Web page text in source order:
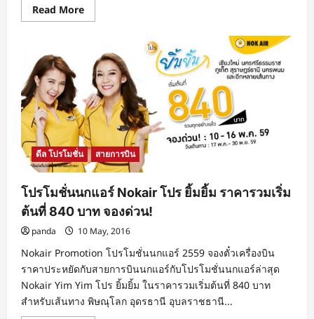
Read MoreRead
more
ชั่น
นก
แอร์
Nokair
2017
Happy
Hour
09.00-
19.00
น.
ราคา
รวม
เริ่ม
ที่
บาท
ด่วน!
ดีล โปรโมชั่น สายการบิน
โปรโมชั่นนกแอร์ Nokair โปร ยิ้มยิ้ม ราคารวมเริ่ม
ต้นที่ 840 บาท จองด่วน!
panda 10 May, 2016
Nokair Promotion โปรโมชั่นนกแอร์ 2559 จองตั๋วเครื่องบิน
ราคาประหยัดกับสายการบินนกแอร์กับโปรโมชั่นนกแอร์ล่าสุด
Nokair Yim Yim โปร ยิ้มยิ้ม ในราคารวมเริ่มต้นที่ 840 บาท
สำหรับเส้นทาง พิษณุโลก อุดรธานี อุบลราชธานี...